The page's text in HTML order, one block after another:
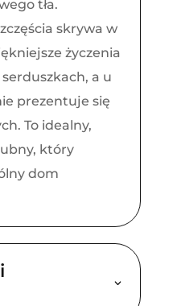
tła.
skrywa w
życzenia
a u
prezentuje się
To idealny,
który
dom